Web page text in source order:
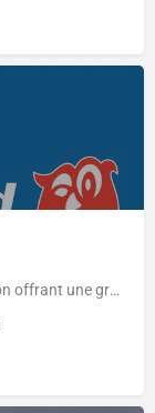
Couche-Tard est un magasin d’accommodation offrant une grande variété de produits pour les gens pressés.…